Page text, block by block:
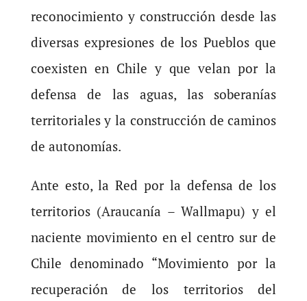
reconocimiento y construcción desde las
diversas expresiones de los Pueblos que
coexisten en Chile y que velan por la
defensa de las aguas, las soberanías
territoriales y la construcción de caminos
de autonomías.
Ante esto, la Red por la defensa de los
territorios (Araucanía – Wallmapu) y el
naciente movimiento en el centro sur de
Chile denominado “Movimiento por la
recuperación de los territorios del